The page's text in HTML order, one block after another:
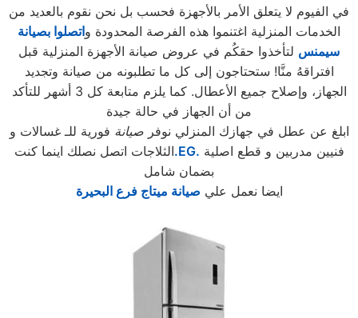
في الفيوم لا يتعلق الأمر بالأجهزة فحسب بل نحن نقوم بالعديد من
الخدمات المنزلية اغتنموا هذه الفرصة المحدودة واتصلوا بصيانة
سيمنس لتأخذوا حقكُم في عروض صيانة الأجهزة المنزلية قبل
افتراقهُ منَّا! ستحتاجون إلى كل ما تطلبونه من صيانة وتجديد
الجهاز، وإصلاح جميع الأعطال. كما يلزم متابعة كل 3 أشهر للتأكد
من أن الجهاز في حالة جيدة
ابلغ عن عطل في جهازك المنزلي نوفرصيانة فورية للـ غسالات و
الثلاجات اتصل نصلك اينما كنت.EG.
بضمان شامل
ايضا نعمل علي صيانة ميتاج فرع البحيرة